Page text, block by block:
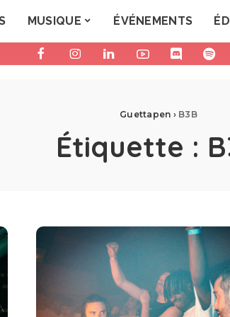
MUSIQUE ÉVÉNEMENTS
Guettapen › B3B
Étiquette :